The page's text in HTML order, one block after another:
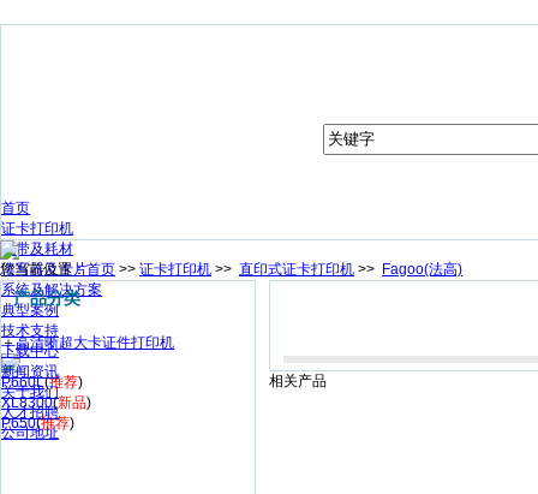
首页
证卡打印机
色带及耗材
读写器及卡片
系统及解决方案
典型案例
技术支持
下载中心
新闻资讯
关于我们
人才招聘
公司地址
您当前位置：首页 >> 证卡打印机 >> 直印式证卡打印机 >> Fagoo(法高)
相关产品
产品分类
＋高清晰超大卡证件打印机
P660L(推荐)
XL8300(新品)
P650(推荐)